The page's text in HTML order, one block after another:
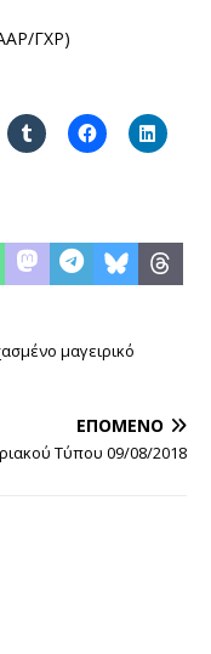
ΓΧΡ)
μαγειρικό
ΕΠΌΜΕΝΟ
Τύπου 09/08/2018